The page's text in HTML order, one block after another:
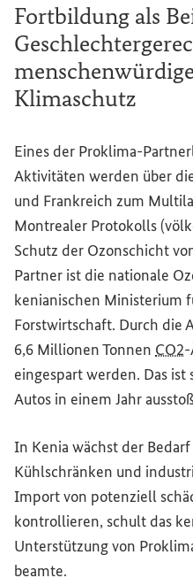
Fortbildung als
Klimaschutz
Eines der Proklima-
Aktivitäten werden über
und Frankreich zum
Montrealer Protokolls
Schutz der Ozonschicht
Partner ist die nationale
kenianischen Ministerium
Forstwirtschaft. Durch die
6,6 Millionen Tonnen CO2
eingespart werden. Das
Autos in einem Jahr
In Kenia wächst der
Kühlschränken und
Import von potenziell
kontrollieren, schult das
Unterstützung von
beamte.